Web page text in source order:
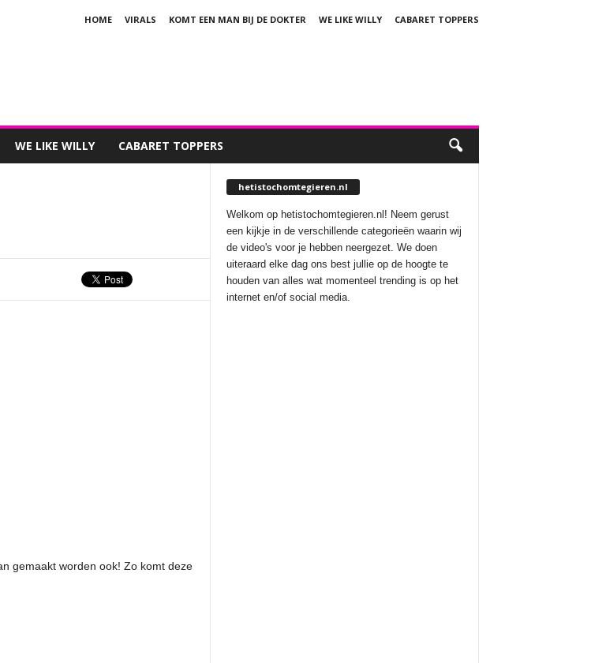
HOME VIRALS KOMT EEN MAN BIJ DE DOKTER WE LIKE WILLY
CABARET TOPPERS
WE LIKE WILLY CABARET TOPPERS
gemaakt worden ook! Zo komt deze
hetistochomtegieren.nl
Welkom op hetistochomtegieren.nl! Neem gerust
een kijkje in de verschillende categorieën waarin wij
de video's voor je hebben neergezet. We doen
uiteraard elke dag ons best jullie op de hoogte te
houden van alles wat momenteel trending is op het
internet en/of social media.